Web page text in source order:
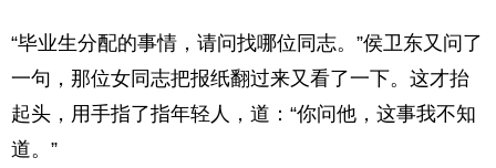
“毕业生分配的事情，请问找哪位同志。”侯卫东又问了
一句，那位女同志把报纸翻过来又看了一下。这才抬
起头，用手指了指年轻人，道：“你问他，这事我不知
道。”